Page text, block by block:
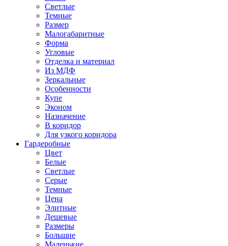
Светлые
Темные
Размер
Малогабаритные
Форма
Угловые
Отделка и материал
Из МДФ
Зеркальные
Особенности
Купе
Эконом
Назначение
В коридор
Для узкого коридора
Гардеробные
Цвет
Белые
Светлые
Серые
Темные
Цена
Элитные
Дешевые
Размеры
Большие
Маленькие